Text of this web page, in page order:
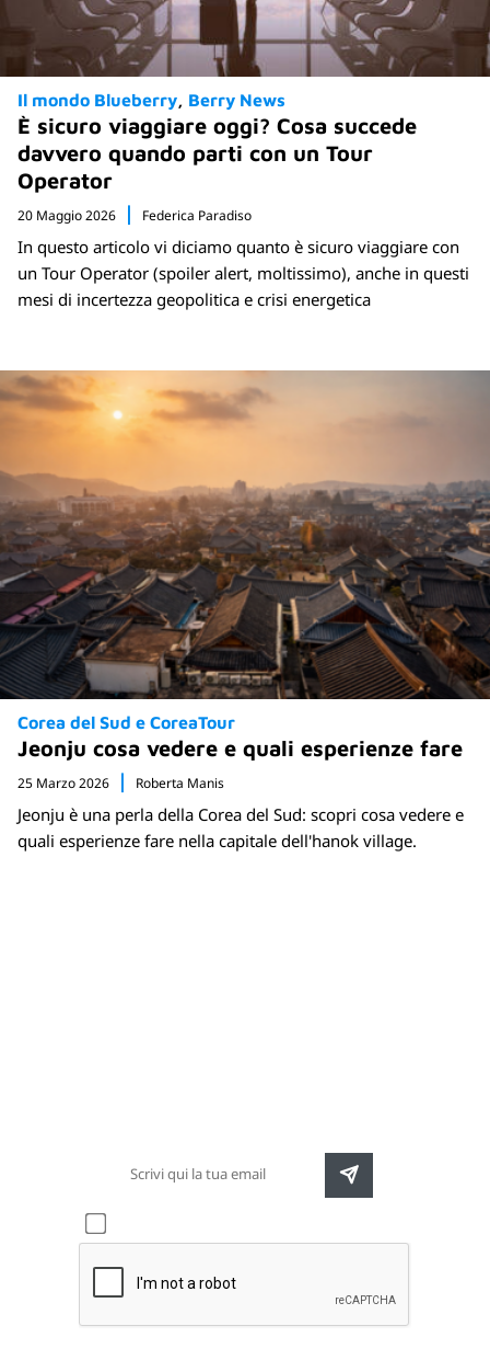
Il mondo Blueberry Berry News
È sicuro viaggiare oggi? Cosa succede
davvero quando parti con un Tour
Operator
20 Maggio 2026 Federica Paradiso
In questo articolo vi diciamo quanto è sicuro viaggiare con
un Tour Operator (spoiler alert, moltissimo), anche in questi
mesi di incertezza geopolitica e crisi energetica
Corea del Sud e CoreaTour
Jeonju cosa vedere e quali esperienze fare
25 Marzo 2026 Roberta Manis
Jeonju è una perla della Corea del Sud: scopri cosa vedere e
quali esperienze fare nella capitale dell'hanok village.